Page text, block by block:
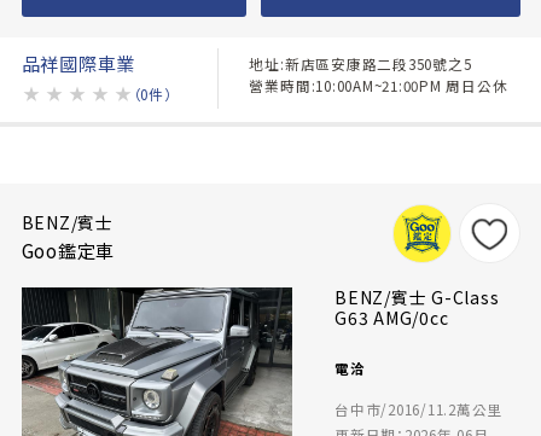
品祥國際車業
★ ★ ★ ★ ★ （0件）
地址:新店區安康路二段350號之5
營業時間:10:00AM~21:00PM 周日公休
BENZ/賓士
Goo鑑定車
BENZ/賓士 G-Class
G63 AMG/0cc
電洽
台中市/2016/11.2萬公里